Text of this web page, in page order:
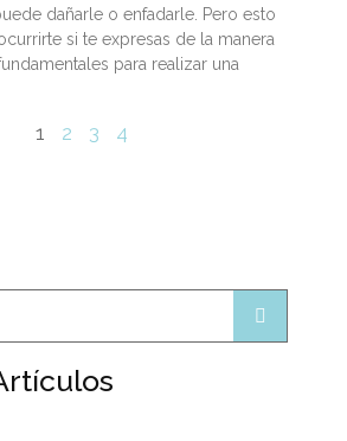
dañarle o enfadarle. Pero esto
si te expresas de la manera
para realizar una
1 2 3 4